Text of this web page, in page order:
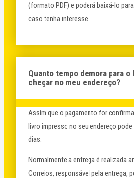
(formato PDF) e poderá baixá-lo
caso tenha interesse.
Quanto tempo demora para o
chegar no meu endereço?
Assim que o pagamento for
livro impresso no seu endereço
dias.
Normalmente a entrega é realizada
Correios, responsável pela entrega,